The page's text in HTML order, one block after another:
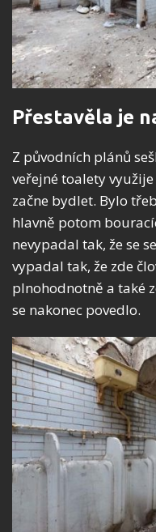
Přestavěla je
Z původních plánů
veřejné toalety
začne bydlet. Bylo
hlavně potom
nevypadal tak, že se
vypadal tak, že zde
plnohodnotně a také
se nakonec povedlo.